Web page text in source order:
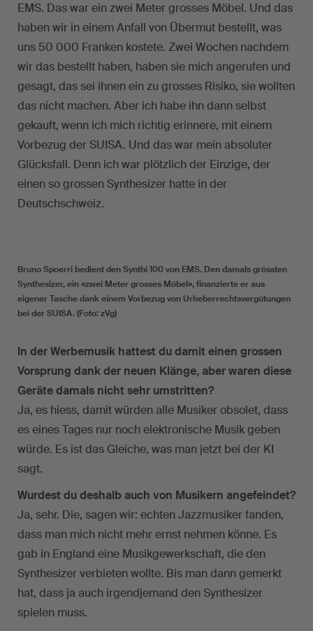
EMS. Das war ein zwei Meter grosses Möbel. Und das
haben wir in einem Anfall von Übermut bestellt, was
uns 50 000 Franken kostete. Zwei Wochen nachdem
wir das bestellt haben, haben sie mich angerufen und
gesagt, das sei ihnen ein zu grosses Risiko, sie wollten
das nicht machen. Aber ich habe ihn dann selbst
gekauft, wenn ich mich richtig erinnere, mit einem
Vorbezug der SUISA. Und das war mein absoluter
Glücksfall. Denn ich war plötzlich der Einzige, der
einen so grossen Synthesizer hatte in der
Deutschschweiz.
Bruno Spoerri bedient den Synthi 100 von EMS. Den damals grössten
Synthesizer, ein «zwei Meter grosses Möbel», finanzierte er aus
eigener Tasche dank einem Vorbezug von Urheberrechtsvergütungen
bei der SUISA. (Foto: zVg)
In der Werbemusik hattest du damit einen grossen
Vorsprung dank der neuen Klänge, aber waren diese
Geräte damals nicht sehr umstritten?
Ja, es hiess, damit würden alle Musiker obsolet, dass
es eines Tages nur noch elektronische Musik geben
würde. Es ist das Gleiche, was man jetzt bei der KI
sagt.
Wurdest du deshalb auch von Musikern angefeindet?
Ja, sehr. Die, sagen wir: echten Jazzmusiker fanden,
dass man mich nicht mehr ernst nehmen könne. Es
gab in England eine Musikgewerkschaft, die den
Synthesizer verbieten wollte. Bis man dann gemerkt
hat, dass ja auch irgendjemand den Synthesizer
spielen muss.